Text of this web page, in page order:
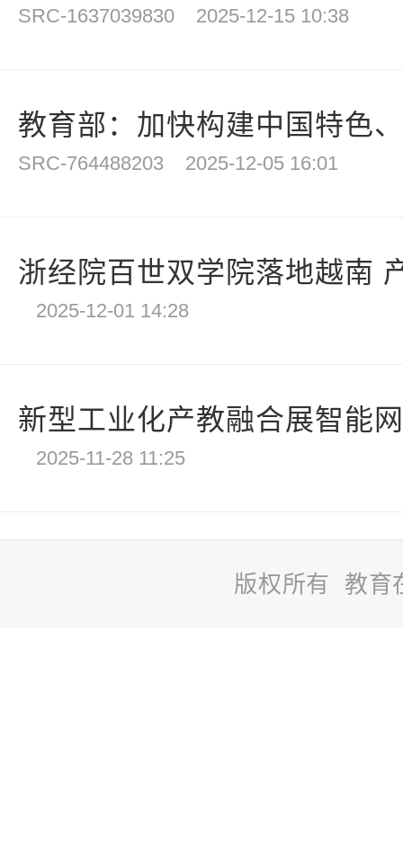
SRC-1637039830 2025-12-15 10:38
教育部：加快构建中国特色
SRC-764488203 2025-12-05 16:01
浙经院百世双学院落地越南
2025-12-01 14:28
新型工业化产教融合展智能
2025-11-28 11:25
版权所有 教育